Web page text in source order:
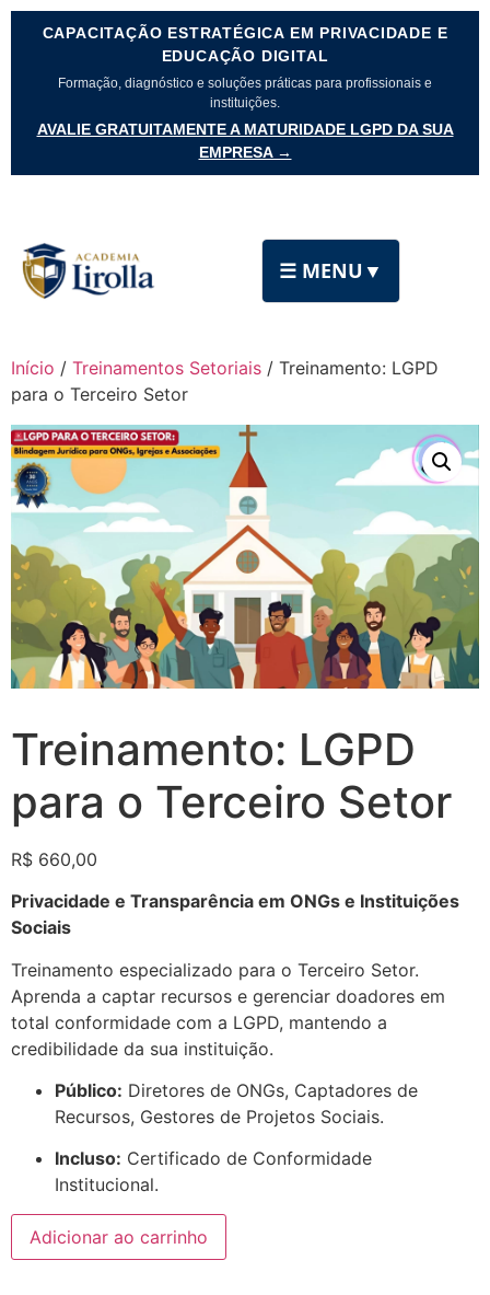
CAPACITAÇÃO ESTRATÉGICA EM PRIVACIDADE E
EDUCAÇÃO DIGITAL
Formação, diagnóstico e soluções práticas para profissionais e
instituições.
AVALIE GRATUITAMENTE A MATURIDADE LGPD DA SUA
EMPRESA →
☰ MENU ▼
Início / Treinamentos Setoriais / Treinamento: LGPD
para o Terceiro Setor
Treinamento: LGPD
para o Terceiro Setor
R$ 660,00
Privacidade e Transparência em ONGs e Instituições
Sociais
Treinamento especializado para o Terceiro Setor.
Aprenda a captar recursos e gerenciar doadores em
total conformidade com a LGPD, mantendo a
credibilidade da sua instituição.
Público: Diretores de ONGs, Captadores de
Recursos, Gestores de Projetos Sociais.
Incluso: Certificado de Conformidade
Institucional.
Adicionar ao carrinho